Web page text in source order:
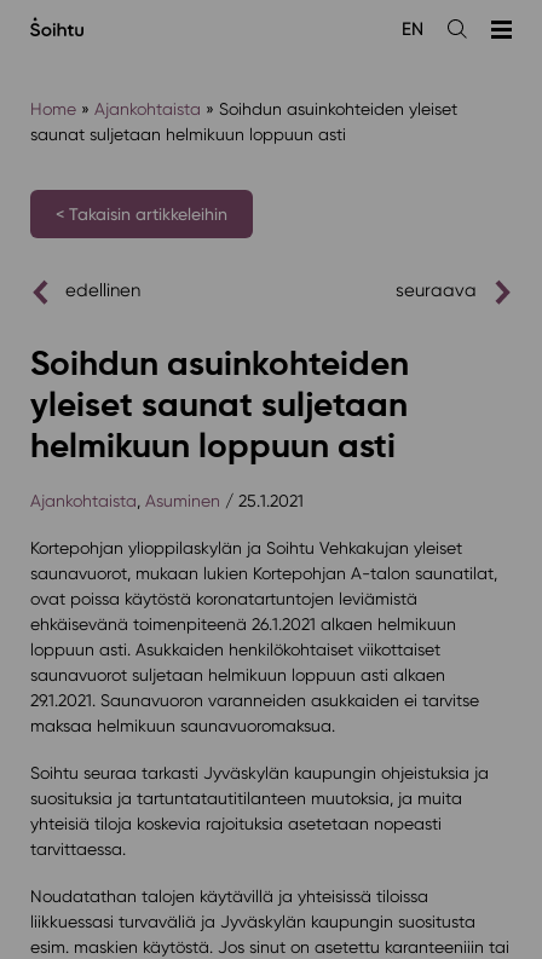
sisältöön
Avaa
EN
Home» Ajankohtaista » Soihdun asuinkohteiden yleiset
saunat suljetaan helmikuun loppuun asti
< Takaisin artikkeleihin
edellinen seuraava
Soihdun asuinkohteiden
yleiset saunat suljetaan
helmikuun loppuun asti
Ajankohtaista Asuminen / 25.1.2021
Kortepohjan ylioppilaskylän ja Soihtu Vehkakujan yleiset
saunavuorot, mukaan lukien Kortepohjan A-talon saunatilat,
ovat poissa käytöstä koronatartuntojen leviämistä
ehkäisevänä toimenpiteenä 26.1.2021 alkaen helmikuun
loppuun asti. Asukkaiden henkilökohtaiset viikottaiset
saunavuorot suljetaan helmikuun loppuun asti alkaen
29.1.2021. Saunavuoron varanneiden asukkaiden ei tarvitse
maksaa helmikuun saunavuoromaksua.
Soihtu seuraa tarkasti Jyväskylän kaupungin ohjeistuksia ja
suosituksia ja tartuntatautitilanteen muutoksia, ja muita
yhteisiä tiloja koskevia rajoituksia asetetaan nopeasti
tarvittaessa.
Noudatathan talojen käytävillä ja yhteisissä tiloissa
liikkuessasi turvaväliä ja Jyväskylän kaupungin suositusta
esim. maskien käytöstä. Jos sinut on asetettu karanteeniiin tai